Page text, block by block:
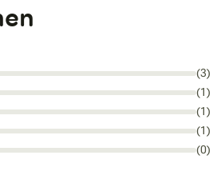
(3)
(1)
(1)
(1)
(0)